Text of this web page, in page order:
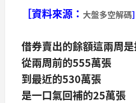
［資料來源： 大盤多空解碼］
借券賣出的餘額這兩周
從兩周前的555萬張
到最近的530萬張
是一口氣回補的25萬張